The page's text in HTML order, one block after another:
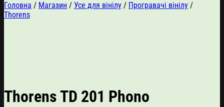
Головна / Магазин / Усе для вінілу / Програвачі вінілу /
Thorens
Thorens TD 201 Phono